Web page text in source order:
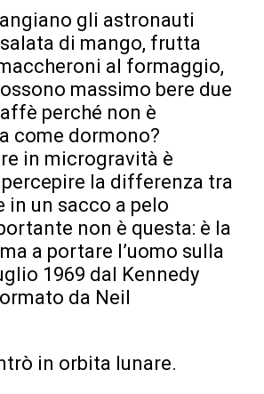
gli astronauti
di mango, frutta
al formaggio,
massimo bere due
perché non è
come dormono?
in microgravità è
la differenza tra
un sacco a pelo
non è questa: è la
a portare l’uomo sulla
1969 dal Kennedy
da Neil
in orbita lunare.